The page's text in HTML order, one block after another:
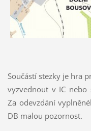
Součástí stezky je hra
vyzvednout v IC nebo
Za odevzdání
DB malou pozornost.